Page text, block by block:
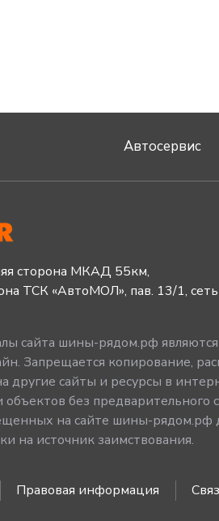
Автосервис
сторона МКАД 55км,
ТСК «АвтоМОЛ», пав. 13/1,
сайта шины-рядом.рф являются
Запрещается копирование,
другие сайты и ресурсы в
без предварительного
на сайте шины-рядом.рф
на источник заимствования.
Правовая информация